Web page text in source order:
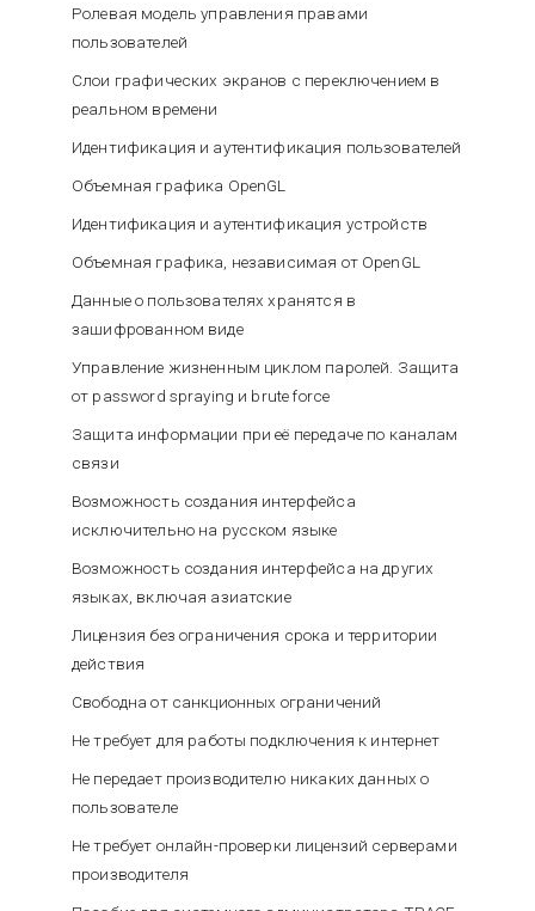
Ролевая модель управления правами
пользователей
Слои графических экранов с переключением в
реальном времени
Идентификация и аутентификация пользователей
Объемная графика OpenGL
Идентификация и аутентификация устройств
Объемная графика, независимая от OpenGL
Данные о пользователях хранятся в
зашифрованном виде
Управление жизненным циклом паролей. Защита
от password spraying и brute force
Защита информации при её передаче по каналам
связи
Возможность создания интерфейса
исключительно на русском языке
Возможность создания интерфейса на других
языках, включая азиатские
Лицензия без ограничения срока и территории
действия
Свободна от санкционных ограничений
Не требует для работы подключения к интернет
Не передает производителю никаких данных о
пользователе
Не требует онлайн-проверки лицензий серверами
производителя